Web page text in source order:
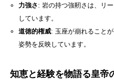
力強さ : 岩の持つ強靭さは、リ
しています。
道徳的権威: 玉座が崩れること
姿勢を反映しています。
知恵と経験を物語る皇帝